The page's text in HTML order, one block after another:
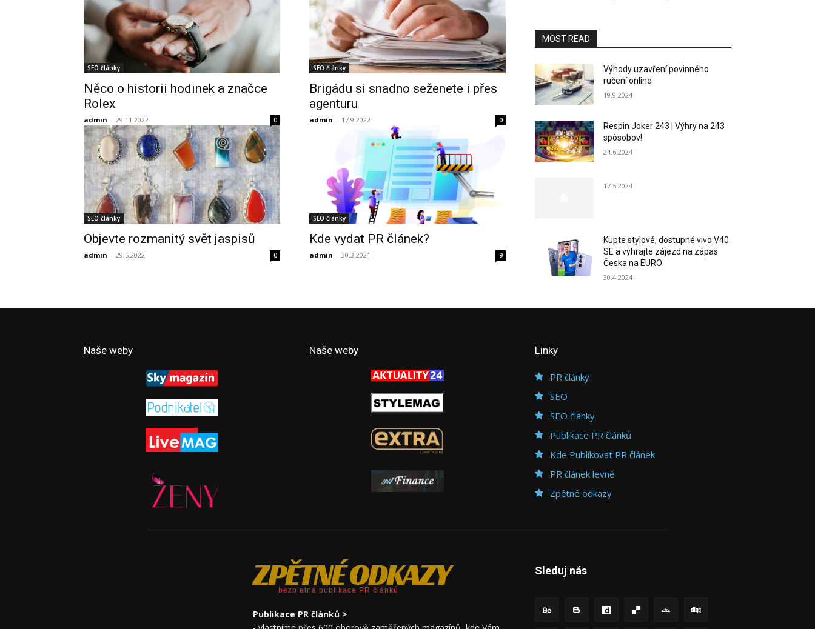
SEO články
Něco o historii hodinek a značce
Rolex
admin - 29.11.2022 0
SEO články
Brigádu si snadno seženete i přes
agenturu
admin - 17.9.2022 0
SEO články
Objevte rozmanitý svět jaspisů
admin - 29.5.2022 0
SEO články
Kde vydat PR článek?
admin - 30.3.2021 9
MOST READ
Výhody uzavření povinného
ručení online
19.9.2024
Respin Joker 243 | Výhry na 243
spôsobov!
24.6.2024
17.5.2024
Kupte stylové, dostupné vivo V40
SE a vyhrajte zájezd na zápas
Česka na EURO
30.4.2024
Naše weby Naše weby Linky
PR články
SEO
SEO články
Publikace PR článků
Kde Publikovat PR článek
PR článek levně
Zpětné odkazy
ZPĚTNÉ ODKAZY
bezplatná publikace PR článků
Publikace PR článků >
Sleduj nás